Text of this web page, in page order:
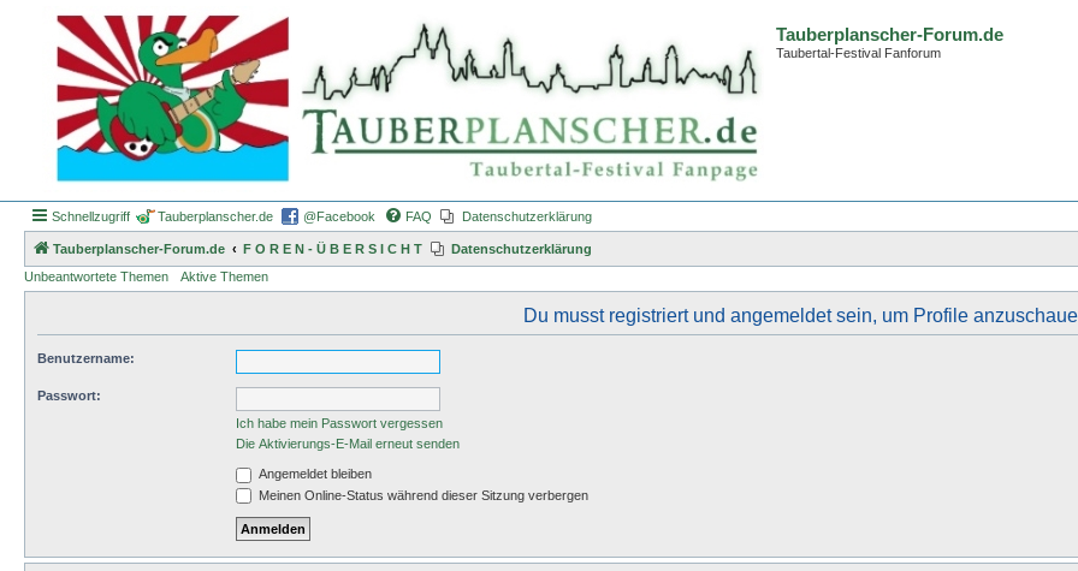
Tauberplanscher-Forum.de
Taubertal-Festival Fanforum
Schnellzugriff Tauberplanscher.de @Facebook FAQ Datenschutzerklärung
Tauberplanscher-Forum.de F O R E N - Ü B E R S I C H T
Datenschutzerklärung
Unbeantwortete Themen
Aktive Themen
Du musst registriert und angemeldet sein, um Profile
Benutzername:
Passwort:
Ich habe mein Passwort vergessen
Die Aktivierungs-E-Mail erneut senden
Angemeldet bleiben
Meinen Online-Status während dieser Sitzung verbergen